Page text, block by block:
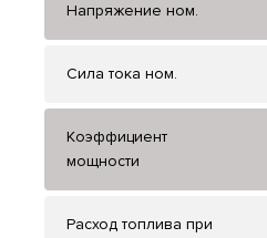
Напряжение ном.
Сила тока ном.
Коэффициент
мощности
Расход топлива при